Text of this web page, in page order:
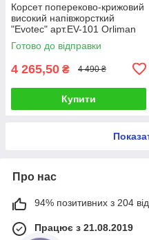
Корсет попереково-крижовий
високий напівжорсткий
"Evotec" арт.EV-101 Orliman
(Іспанія)
Готово до відправки
4 265,50 ₴ 4 490 ₴
Купити
Про нас
94% позитивних з 204
Працює з 21.08.2019